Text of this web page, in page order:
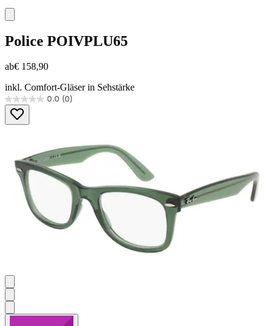
Police POIVPLU65
ab€ 158,90
inkl. Comfort-Gläser in Sehstärke
0.0 (0)
0.0
von
5